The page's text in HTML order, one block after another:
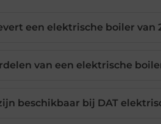
een elektrische boiler van
van een elektrische
beschikbaar bij DAT